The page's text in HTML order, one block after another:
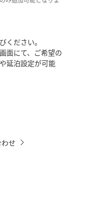
ください。
面にて、ご希望の
延泊設定が可能
せ